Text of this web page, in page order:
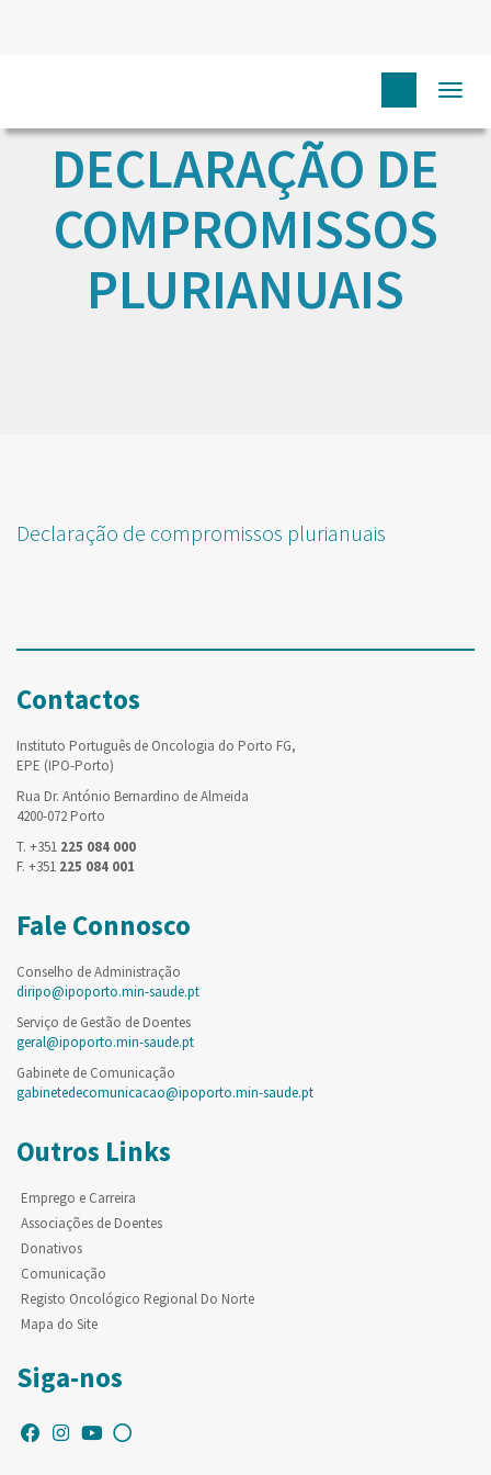
DECLARAÇÃO DE
COMPROMISSOS
PLURIANUAIS
Declaração de compromissos plurianuais
Contactos
Instituto Português de Oncologia do Porto FG,
EPE (IPO-Porto)
Rua Dr. António Bernardino de Almeida
4200-072 Porto
T. +351 225 084 000
F. +351 225 084 001
Fale Connosco
Conselho de Administração
diripo@ipoporto.min-saude.pt
Serviço de Gestão de Doentes
geral@ipoporto.min-saude.pt
Gabinete de Comunicação
gabinetedecomunicacao@ipoporto.min-saude.pt
Outros Links
Emprego e Carreira
Associações de Doentes
Donativos
Comunicação
Registo Oncológico Regional Do Norte
Mapa do Site
Siga-nos